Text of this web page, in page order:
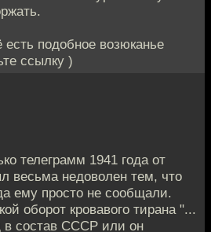
подобное возюканье
ссылку )
телеграмм 1941 года от
весьма недоволен тем, что
ему просто не сообщали.
оборот кровавого тирана "...
в состав СССР или он